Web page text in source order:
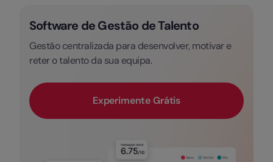
Software de Gestão de Talento
Gestão centralizada para desenvolver, motivar e
reter o talento da sua equipa.
Experimente Grátis